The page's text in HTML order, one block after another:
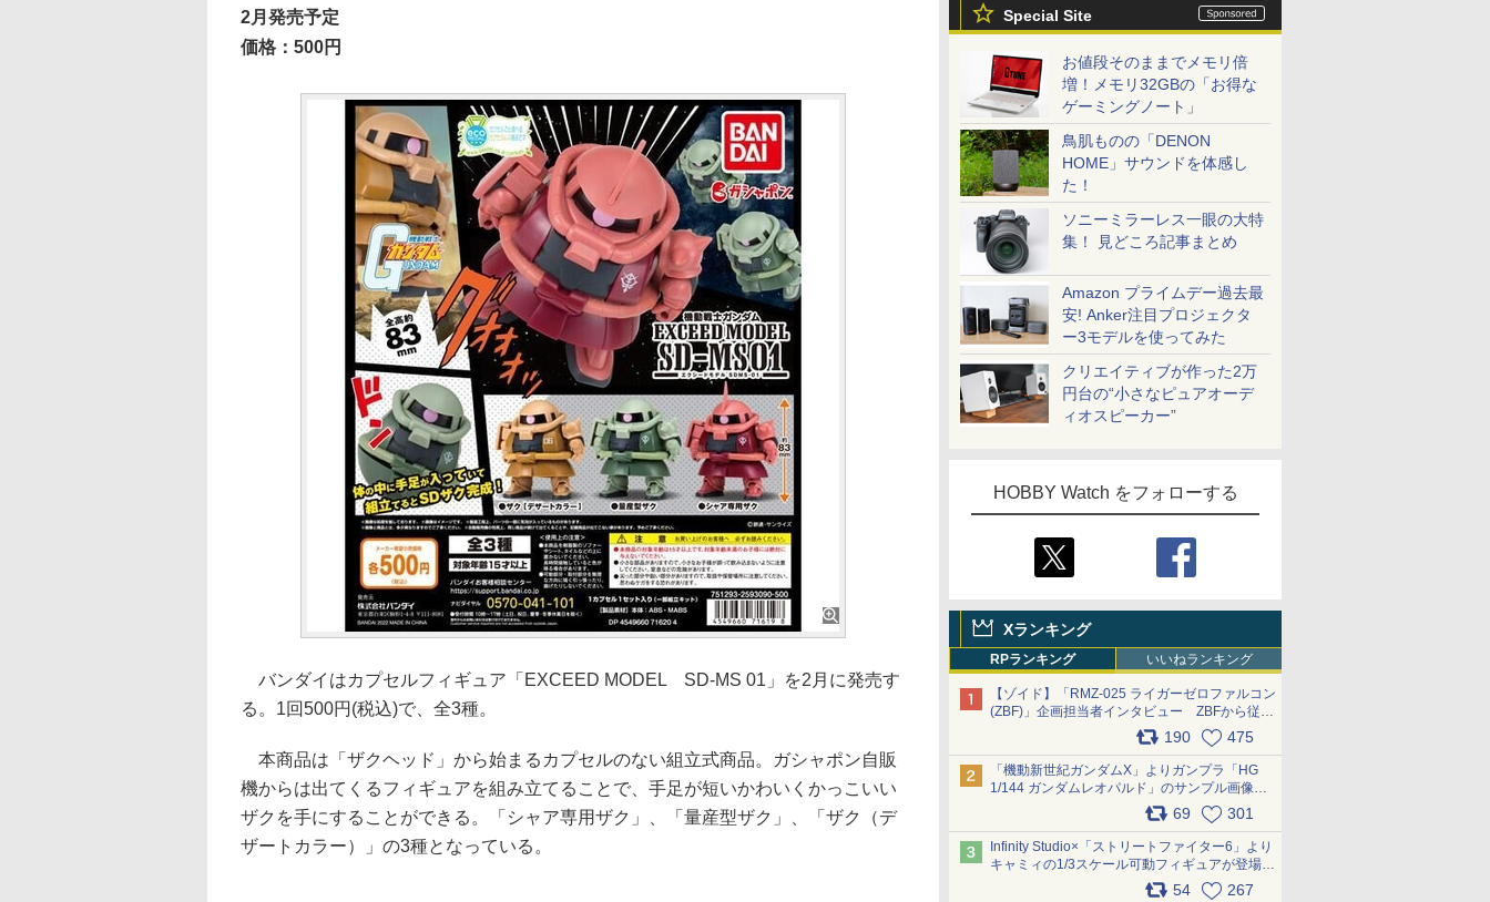
Special Site
お値段そのままでメモリ倍
増！メモリ32GBの「お得な
ゲーミングノート」
鳥肌ものの「DENON
HOME」サウンドを体感し
た！
ソニーミラーレス一眼の大特
集！ 見どころ記事まとめ
Amazon プライムデー過去最
安! Anker注目プロジェクタ
ー3モデルを使ってみた
クリエイティブが作った2万
円台の“小さなピュアオーデ
ィオスピーカー”
HOBBY Watch をフォローする
Xランキング
RPランキング いいねランキング
【ゾイド】「RMZ-025 ライガーゼロファルコン
(ZBF)」企画担当者インタビュー ZBFから従来
デザインまで再現可能なボリューム満点のキッ
ト pic.x.com/6zOqQAQKkX
190 475
「機動新世紀ガンダムX」よりガンプラ「HG
1/144 ガンダムレオパルド」のサンプル画像が
69 301
Infinity Studio×「ストリートファイター6」より
キャミィの1/3スケール可動フィギュアが登場
54 267
2月発売予定
価格：500円
バンダイはカプセルフィギュア「EXCEED MODEL SD-MS 01」を2月に発売す
る。1回500円(税込)で、全3種。
本商品は「ザクヘッド」から始まるカプセルのない組立式商品。ガシャポン自販
機からは出てくるフィギュアを組み立てることで、手足が短いかわいくかっこいい
ザクを手にすることができる。「シャア専用ザク」、「量産型ザク」、「ザク（デ
ザートカラー）」の3種となっている。